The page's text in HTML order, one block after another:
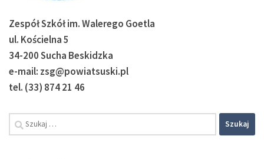
Zespół Szkół im. Walerego Goetla
ul. Kościelna 5
34-200 Sucha Beskidzka
e-mail: zsg@powiatsuski.pl
tel. (33) 874 21 46
Szukaj: